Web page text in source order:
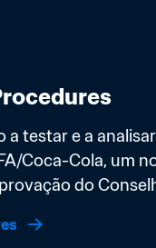
testar e a
Coca-Cola, um
do